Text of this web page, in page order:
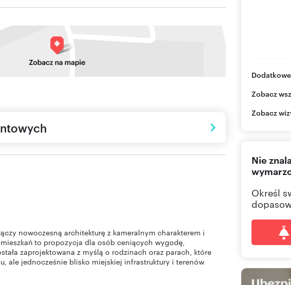
nowoczesną architekturę z kameralnym charakterem i
to propozycja dla osób ceniących wygodę,
zaprojektowana z myślą o rodzinach oraz parach, które
ale jednocześnie blisko miejskiej infrastruktury i terenów
ul.
508
Zobacz
Zobacz
Nie
Określ